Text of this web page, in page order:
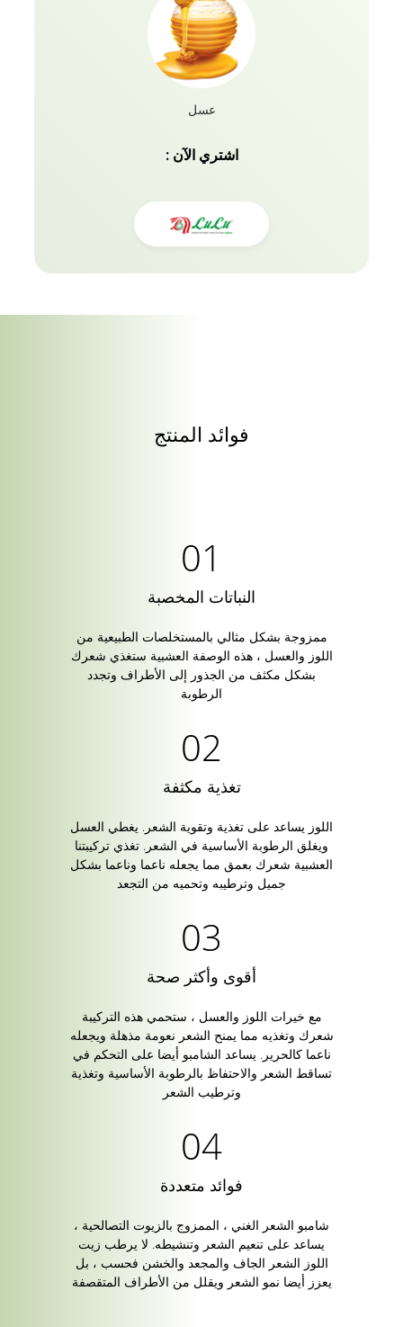
عسل
اشتري الآن :
فوائد المنتج
النباتات المخصبة
ممزوجة بشكل مثالي بالمستخلصات الطبيعية من
اللوز والعسل ، هذه الوصفة العشبية ستغذي شعرك
بشكل مكثف من الجذور إلى الأطراف وتجدد
الرطوبة
تغذية مكثفة
اللوز يساعد على تغذية وتقوية الشعر. يغطي العسل
ويغلق الرطوبة الأساسية في الشعر. تغذي تركيبتنا
العشبية شعرك بعمق مما يجعله ناعما وناعما بشكل
جميل وترطيبه وتحميه من التجعد
أقوى وأكثر صحة
مع خيرات اللوز والعسل ، ستحمي هذه التركيبة
شعرك وتغذيه مما يمنح الشعر نعومة مذهلة ويجعله
ناعما كالحرير. يساعد الشامبو أيضا على التحكم في
تساقط الشعر والاحتفاظ بالرطوبة الأساسية وتغذية
وترطيب الشعر
فوائد متعددة
شامبو الشعر الغني ، الممزوج بالزيوت التصالحية ،
يساعد على تنعيم الشعر وتنشيطه. لا يرطب زيت
اللوز الشعر الجاف والمجعد والخشن فحسب ، بل
يعزز أيضا نمو الشعر ويقلل من الأطراف المتقصفة